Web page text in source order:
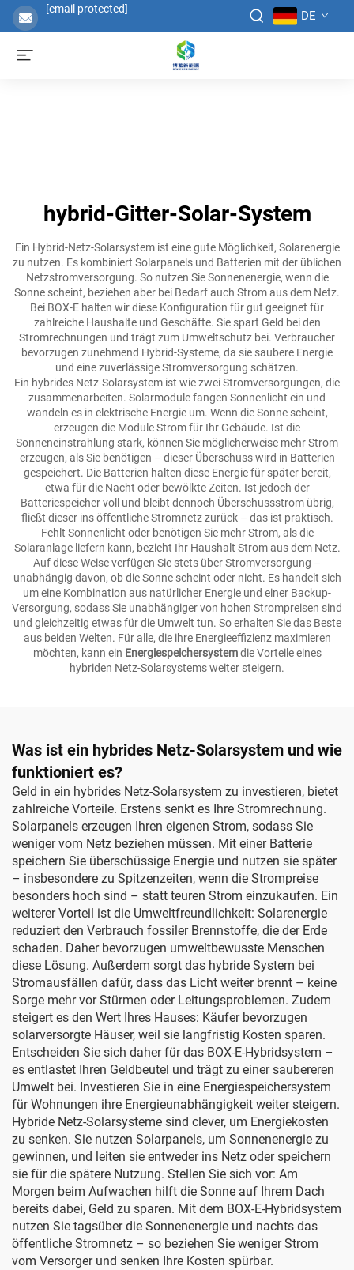
[email protected] DE
hybrid-Gitter-Solar-System
Ein Hybrid-Netz-Solarsystem ist eine gute Möglichkeit, Solarenergie
zu nutzen. Es kombiniert Solarpanels und Batterien mit der üblichen
Netzstromversorgung. So nutzen Sie Sonnenenergie, wenn die
Sonne scheint, beziehen aber bei Bedarf auch Strom aus dem Netz.
Bei BOX-E halten wir diese Konfiguration für gut geeignet für
zahlreiche Haushalte und Geschäfte. Sie spart Geld bei den
Stromrechnungen und trägt zum Umweltschutz bei. Verbraucher
bevorzugen zunehmend Hybrid-Systeme, da sie saubere Energie
und eine zuverlässige Stromversorgung schätzen.
Ein hybrides Netz-Solarsystem ist wie zwei Stromversorgungen, die
zusammenarbeiten. Solarmodule fangen Sonnenlicht ein und
wandeln es in elektrische Energie um. Wenn die Sonne scheint,
erzeugen die Module Strom für Ihr Gebäude. Ist die
Sonneneinstrahlung stark, können Sie möglicherweise mehr Strom
erzeugen, als Sie benötigen – dieser Überschuss wird in Batterien
gespeichert. Die Batterien halten diese Energie für später bereit,
etwa für die Nacht oder bewölkte Zeiten. Ist jedoch der
Batteriespeicher voll und bleibt dennoch Überschussstrom übrig,
fließt dieser ins öffentliche Stromnetz zurück – das ist praktisch.
Fehlt Sonnenlicht oder benötigen Sie mehr Strom, als die
Solaranlage liefern kann, bezieht Ihr Haushalt Strom aus dem Netz.
Auf diese Weise verfügen Sie stets über Stromversorgung –
unabhängig davon, ob die Sonne scheint oder nicht. Es handelt sich
um eine Kombination aus natürlicher Energie und einer Backup-
Versorgung, sodass Sie unabhängiger von hohen Strompreisen sind
und gleichzeitig etwas für die Umwelt tun. So erhalten Sie das Beste
aus beiden Welten. Für alle, die ihre Energieeffizienz maximieren
möchten, kann ein Energiespeichersystemdie Vorteile eines
hybriden Netz-Solarsystems weiter steigern.
Was ist ein hybrides Netz-Solarsystem und wie
funktioniert es?
Geld in ein hybrides Netz-Solarsystem zu investieren, bietet
zahlreiche Vorteile. Erstens senkt es Ihre Stromrechnung.
Solarpanels erzeugen Ihren eigenen Strom, sodass Sie
weniger vom Netz beziehen müssen. Mit einer Batterie
speichern Sie überschüssige Energie und nutzen sie später
– insbesondere zu Spitzenzeiten, wenn die Strompreise
besonders hoch sind – statt teuren Strom einzukaufen. Ein
weiterer Vorteil ist die Umweltfreundlichkeit: Solarenergie
reduziert den Verbrauch fossiler Brennstoffe, die der Erde
schaden. Daher bevorzugen umweltbewusste Menschen
diese Lösung. Außerdem sorgt das hybride System bei
Stromausfällen dafür, dass das Licht weiter brennt – keine
Sorge mehr vor Stürmen oder Leitungsproblemen. Zudem
steigert es den Wert Ihres Hauses: Käufer bevorzugen
solarversorgte Häuser, weil sie langfristig Kosten sparen.
Entscheiden Sie sich daher für das BOX-E-Hybridsystem –
es entlastet Ihren Geldbeutel und trägt zu einer saubereren
Umwelt bei. Investieren Sie in eine Energiespeichersystem
für Wohnungen ihre Energieunabhängigkeit weiter steigern.
Hybride Netz-Solarsysteme sind clever, um Energiekosten
zu senken. Sie nutzen Solarpanels, um Sonnenenergie zu
gewinnen, und leiten sie entweder ins Netz oder speichern
sie für die spätere Nutzung. Stellen Sie sich vor: Am
Morgen beim Aufwachen hilft die Sonne auf Ihrem Dach
bereits dabei, Geld zu sparen. Mit dem BOX-E-Hybridsystem
nutzen Sie tagsüber die Sonnenenergie und nachts das
öffentliche Stromnetz – so beziehen Sie weniger Strom
vom Versorger und senken Ihre Kosten spürbar.